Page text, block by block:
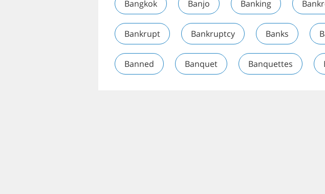
Bangkok Banjo Banking
Bankrupt Bankruptcy Banks
Banned Banquet Banquettes